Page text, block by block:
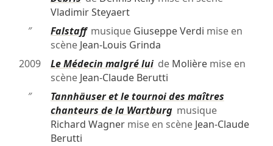
Vladimir Steyaert
″
Falstaffmusique Giuseppe Verdi mise en
scène Jean-Louis Grinda
2009
Le Médecin malgré luide Molièremise en
scène Jean-Claude Berutti
″
Tannhäuser et le tournoi des maîtres
chanteurs de la Wartburgmusique
Richard Wagnermise en scène Jean-Claude
Berutti